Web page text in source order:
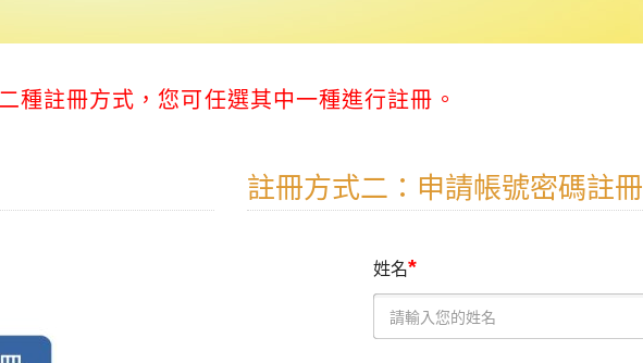
種註冊方式，您可任選其中一種進行註冊。
註冊方式二：申請帳號密碼註冊
姓名*